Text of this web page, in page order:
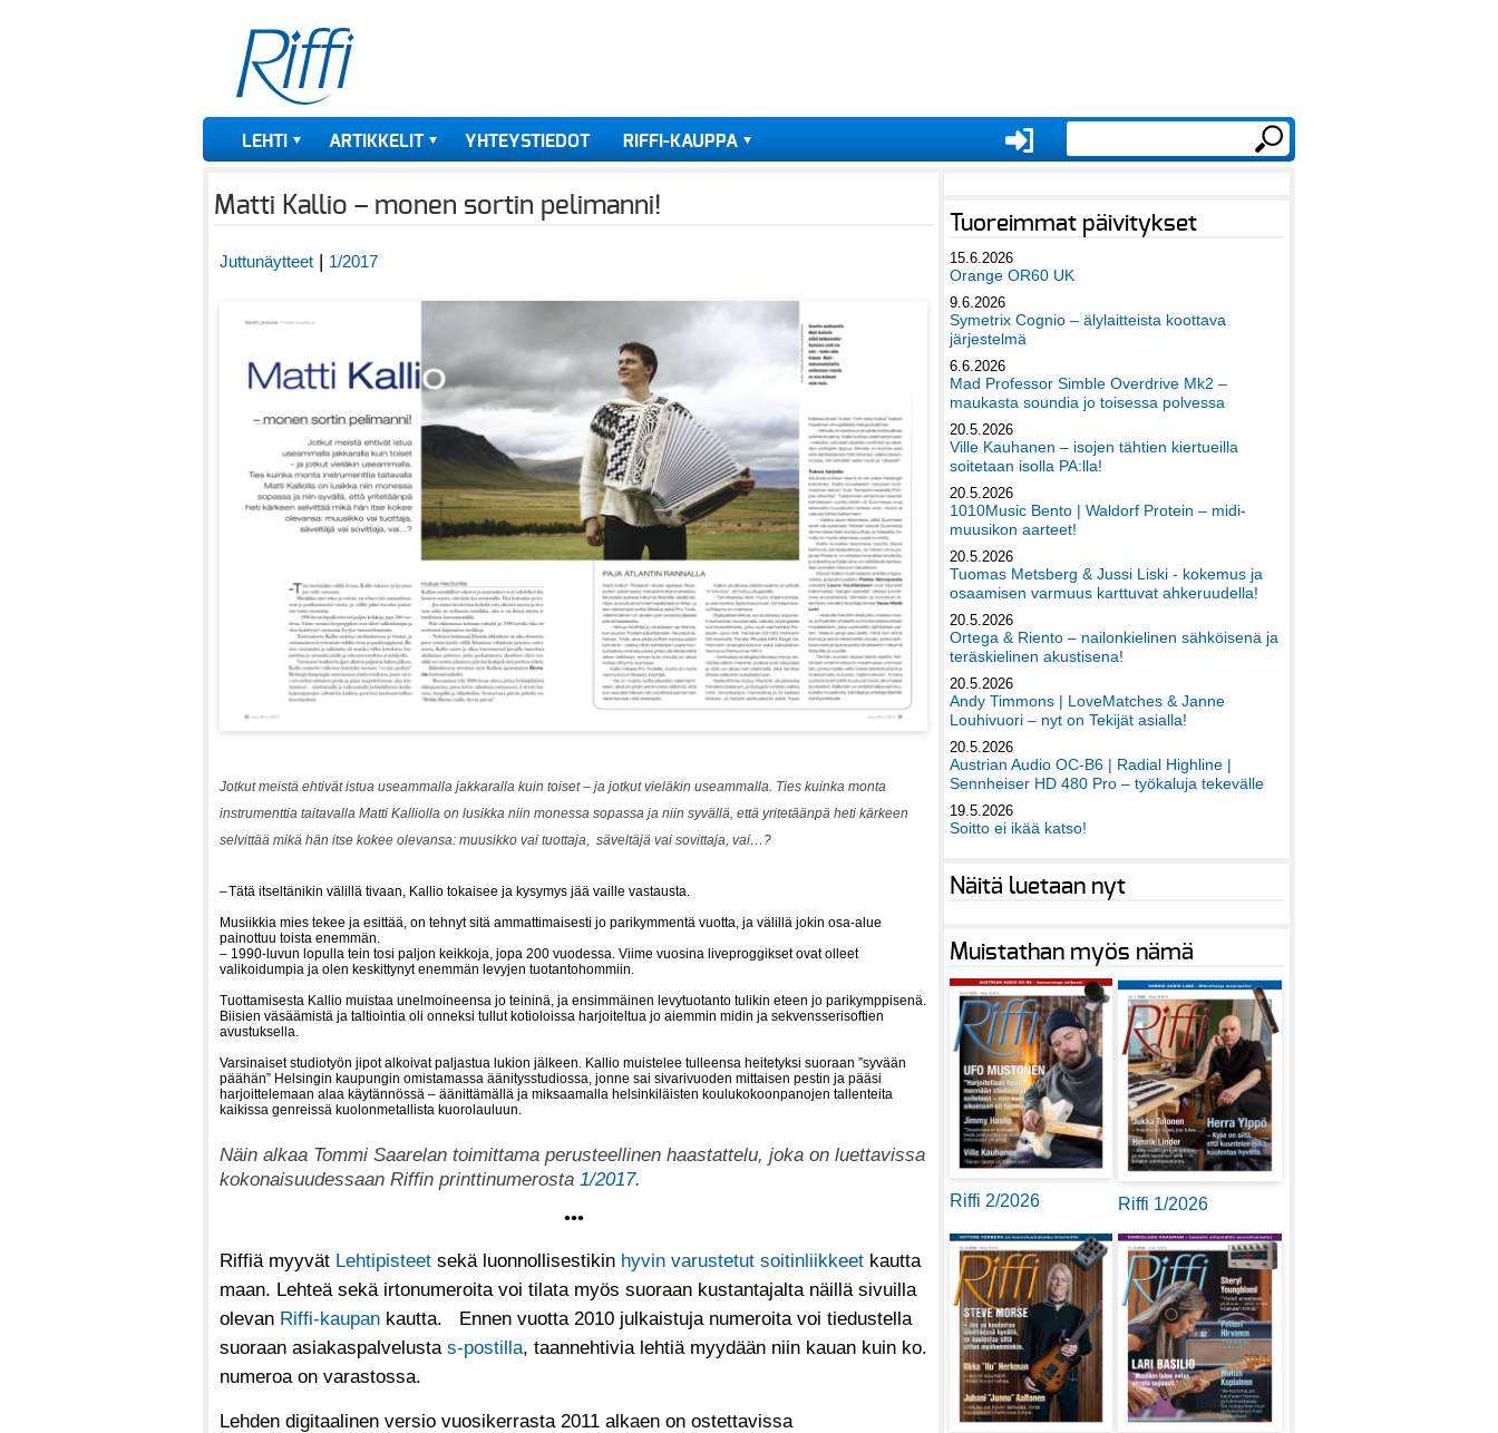
LEHTI ARTIKKELIT YHTEYSTIEDOT RIFFI-KAUPPA
Matti Kallio – monen sortin pelimanni!
Juttunäytteet | 1/2017
Jotkut meistä ehtivät istua useammalla jakkaralla kuin toiset – ja jotkut vieläkin useammalla. Ties kuinka monta
instrumenttia taitavalla Matti Kalliolla on lusikka niin monessa sopassa ja niin syvällä, että yritetäänpä heti kärkeen
selvittää mikä hän itse kokee olevansa: muusikko vai tuottaja, säveltäjä vai sovittaja, vai…?
–Tätä itseltänikin välillä tivaan, Kallio tokaisee ja kysymys jää vaille vastausta.
Musiikkia mies tekee ja esittää, on tehnyt sitä ammattimaisesti jo parikymmentä vuotta, ja välillä jokin osa-alue
painottuu toista enemmän.
– 1990-luvun lopulla tein tosi paljon keikkoja, jopa 200 vuodessa. Viime vuosina liveproggikset ovat olleet
valikoidumpia ja olen keskittynyt enemmän levyjen tuotantohommiin.
Tuottamisesta Kallio muistaa unelmoineensa jo teininä, ja ensimmäinen levytuotanto tulikin eteen jo parikymppisenä.
Biisien väsäämistä ja taltiointia oli onneksi tullut kotioloissa harjoiteltua jo aiemmin midin ja sekvensserisoftien
avustuksella.
Varsinaiset studiotyön jipot alkoivat paljastua lukion jälkeen. Kallio muistelee tulleensa heitetyksi suoraan ”syvään
päähän” Helsingin kaupungin omistamassa äänitysstudiossa, jonne sai sivarivuoden mittaisen pestin ja pääsi
harjoittelemaan alaa käytännössä – äänittämällä ja miksaamalla helsinkiläisten koulukokoonpanojen tallenteita
kaikissa genreissä kuolonmetallista kuorolauluun.
Näin alkaa Tommi Saarelan toimittama perusteellinen haastattelu, joka on luettavissa
kokonaisuudessaan Riffin printtinumerosta 1/2017.
•••
Riffiä myyvät Lehtipisteet sekä luonnollisestikin hyvin varustetut soitinliikkeet kautta
maan. Lehteä sekä irtonumeroita voi tilata myös suoraan kustantajalta näillä sivuilla
olevan Riffi-kaupan kautta. Ennen vuotta 2010 julkaistuja numeroita voi tiedustella
suoraan asiakaspalvelusta s-postilla, taannehtivia lehtiä myydään niin kauan kuin ko.
numeroa on varastossa.
Lehden digitaalinen versio vuosikerrasta 2011 alkaen on ostettavissa
Tuoreimmat päivitykset
15.6.2026
Orange OR60 UK
9.6.2026
Symetrix Cognio – älylaitteista koottava
järjestelmä
6.6.2026
Mad Professor Simble Overdrive Mk2 –
maukasta soundia jo toisessa polvessa
20.5.2026
Ville Kauhanen – isojen tähtien kiertueilla
soitetaan isolla PA:lla!
20.5.2026
1010Music Bento | Waldorf Protein – midi-
muusikon aarteet!
20.5.2026
Tuomas Metsberg & Jussi Liski - kokemus ja
osaamisen varmuus karttuvat ahkeruudella!
20.5.2026
Ortega & Riento – nailonkielinen sähköisenä ja
teräskielinen akustisena!
20.5.2026
Andy Timmons | LoveMatches & Janne
Louhivuori – nyt on Tekijät asialla!
20.5.2026
Austrian Audio OC-B6 | Radial Highline |
Sennheiser HD 480 Pro – työkaluja tekevälle
19.5.2026
Soitto ei ikää katso!
Näitä luetaan nyt
Muistathan myös nämä
Riffi 2/2026 Riffi 1/2026